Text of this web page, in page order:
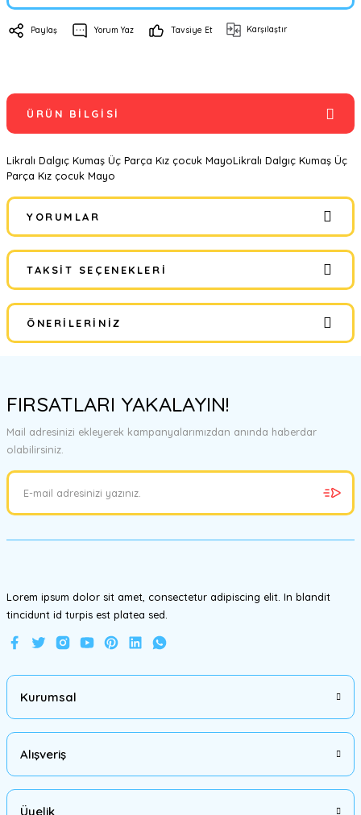
Paylaş Yorum Yaz Tavsiye Et Karşılaştır
ÜRÜN BILGISI
Likralı Dalgıç Kumaş Üç Parça Kız çocuk MayoLikralı Dalgıç Kumaş Üç
Parça Kız çocuk Mayo
YORUMLAR
Bu ürüne ilk yorumu siz yapın!
Yorum Yaz
TAKSIT SEÇENEKLERI
ÖNERILERINIZ
tarafımıza iletebilirsiniz.
Görüş ve önerileriniz için teşekkür ederiz.
Ürün resmi kalitesiz, bozuk veya görüntülenemiyor.
Ürün bilgilerinde hatalar bulunuyor.
FIRSATLARI YAKALAYIN!
Mail adresinizi ekleyerek kampanyalarımızdan anında haberdar
olabilirsiniz.
Lorem ipsum dolor sit amet, consectetur adipiscing elit. In blandit
tincidunt id turpis est platea sed.
Kurumsal
Alışveriş
Üyelik